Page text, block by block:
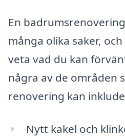
En
många olika saker,
veta vad du kan
några av de områden
renovering kan
Nytt kakel och